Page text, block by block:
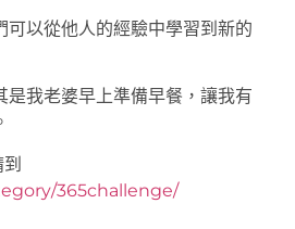
可以從他人的經驗中學習到新的
是我老婆早上準備早餐，讓我有
365challenge/